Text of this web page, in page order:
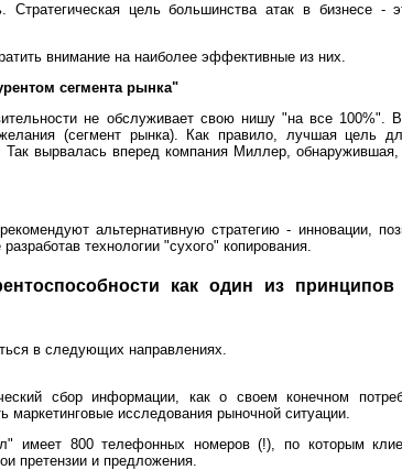
цель большинства атак в бизнесе -
внимание на наиболее эффективные из них.
сегмента рынка"
не обслуживает свою нишу "на все 100%".
(сегмент рынка). Как правило, лучшая цель
вырвалась вперед компания Миллер, обнаружившая,
альтернативную стратегию - инновации,
технологии "сухого" копирования.
как один из принципов
в следующих направлениях.
сбор информации, как о своем конечном
маркетинговые исследования рыночной ситуации.
имеет 800 телефонных номеров (!), по которым
претензии и предложения.